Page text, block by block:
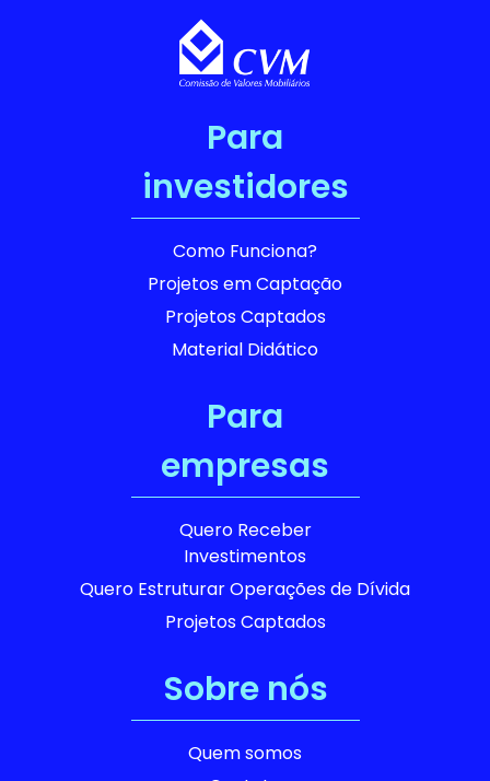
Para
investidores
Como Funciona?
Projetos em Captação
Projetos Captados
Material Didático
Para
empresas
Quero Receber
Investimentos
Quero Estruturar Operações de Dívida
Projetos Captados
Sobre nós
Quem somos